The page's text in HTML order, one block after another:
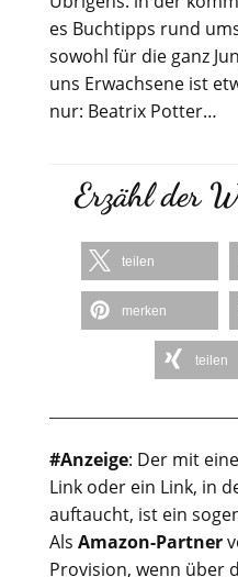
es Buchtipps rund
sowohl für die ganz
uns Erwachsene ist
nur: Beatrix Potter…
Erzähl der
teilen
merken
teilen
#Anzeige: Der mit
Link oder ein Link, in
auftaucht, ist ein
Als Amazon-Partner
Provision, wenn über